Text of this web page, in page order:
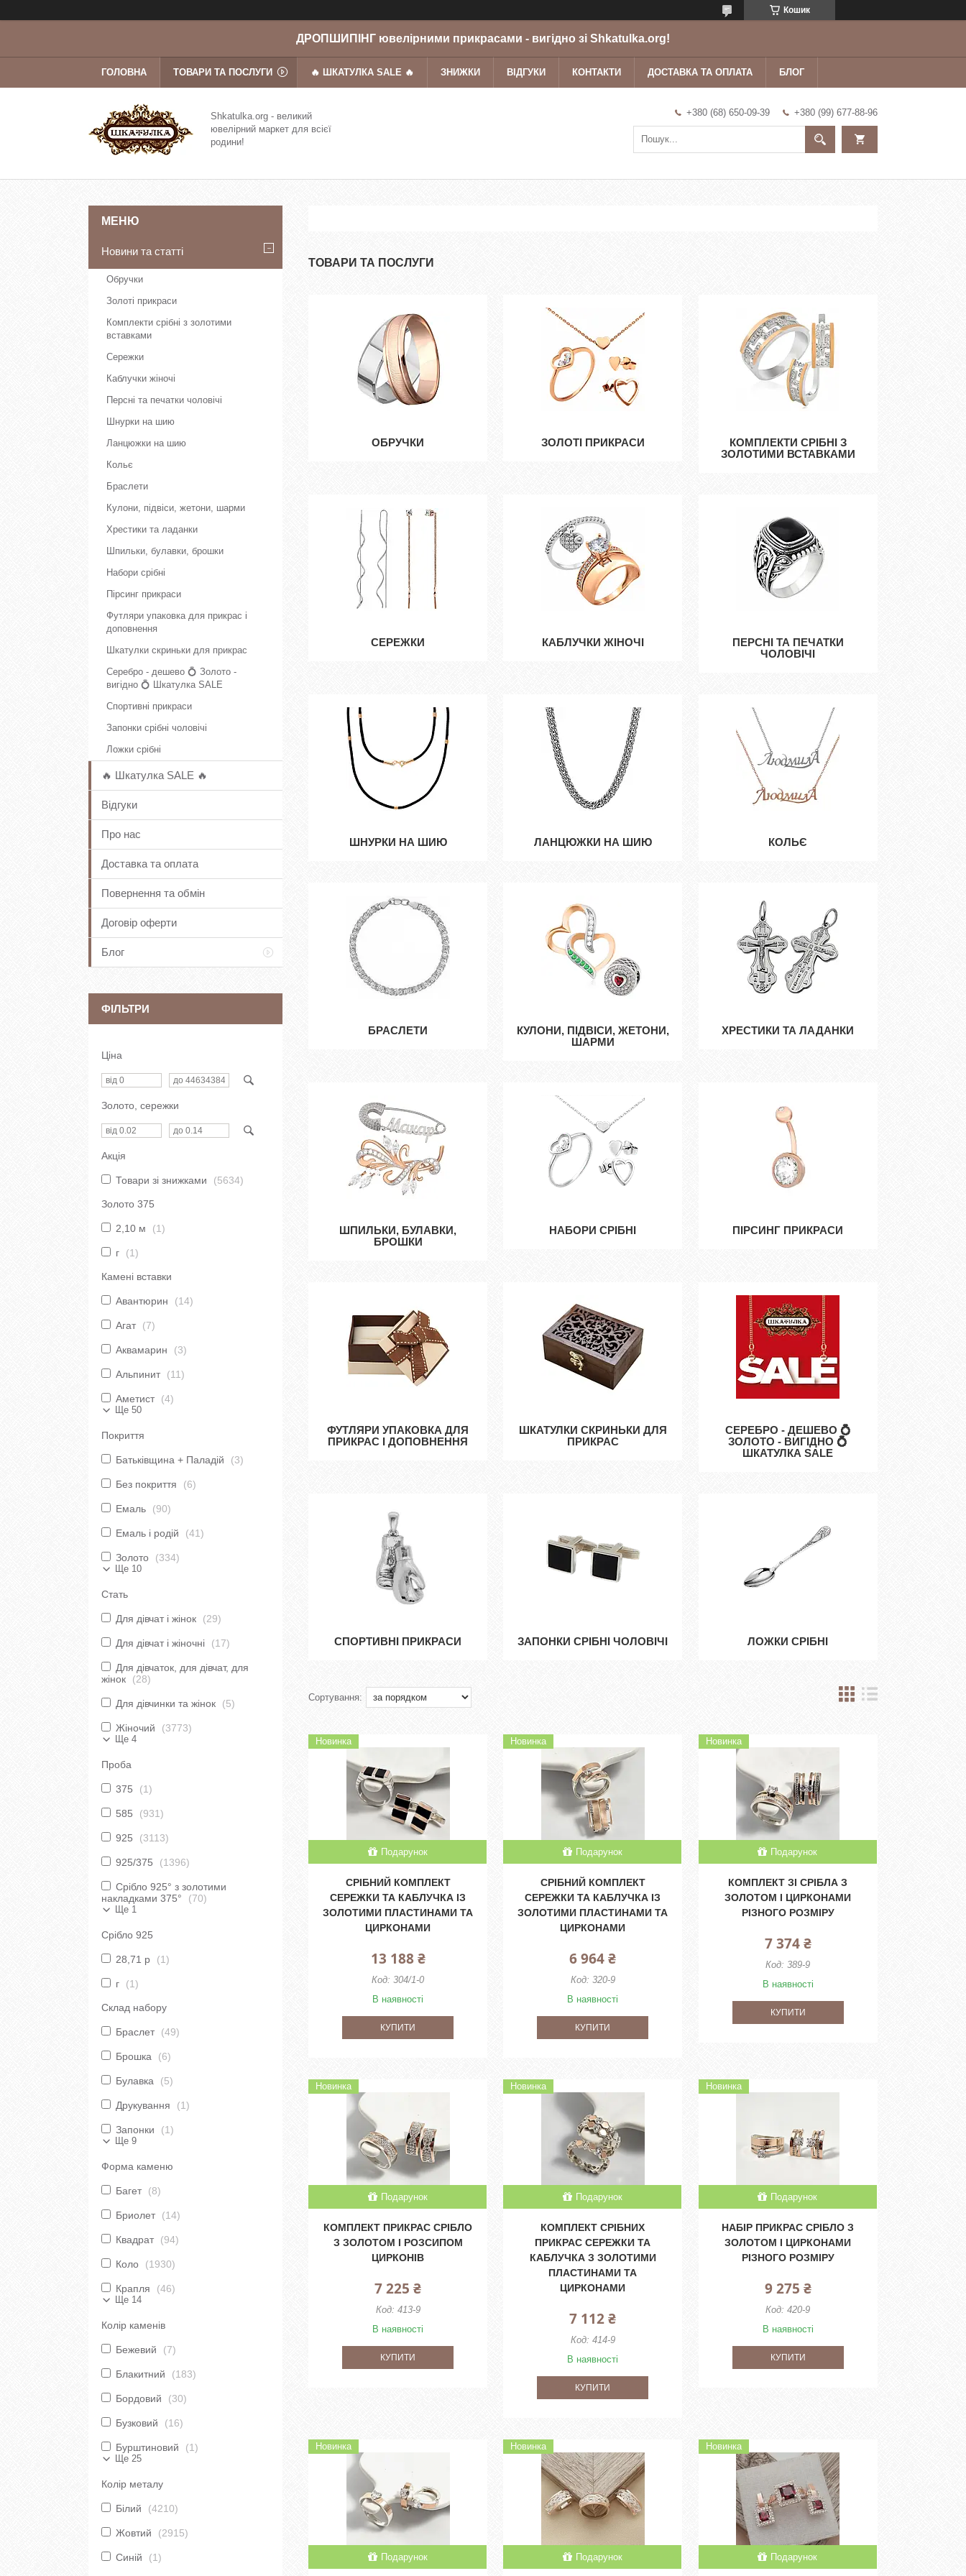
Кошик
ДРОПШИПІНГ ювелірними прикрасами - вигідно зі Shkatulka.org!
ГОЛОВНА ТОВАРИ ТА ПОСЛУГИ 🔥 ШКАТУЛКА SALE 🔥 ЗНИЖКИ ВІДГУКИ КОНТАКТИ ДОСТАВКА ТА ОПЛАТА БЛОГ
Shkatulka.org - великий
ювелірний маркет для всієї
родини!
+380 (68) 650-09-39 +380 (99) 677-88-96
ТОВАРИ ТА ПОСЛУГИ
ОБРУЧКИ ЗОЛОТІ ПРИКРАСИ
КОМПЛЕКТИ СРІБНІ З
ЗОЛОТИМИ ВСТАВКАМИ
СЕРЕЖКИ КАБЛУЧКИ ЖІНОЧІ
ПЕРСНІ ТА ПЕЧАТКИ
ЧОЛОВІЧІ
ШНУРКИ НА ШИЮ ЛАНЦЮЖКИ НА ШИЮ КОЛЬЄ
БРАСЛЕТИ
КУЛОНИ, ПІДВІСИ, ЖЕТОНИ,
ШАРМИ
ХРЕСТИКИ ТА ЛАДАНКИ
ШПИЛЬКИ, БУЛАВКИ,
БРОШКИ
НАБОРИ СРІБНІ ПІРСИНГ ПРИКРАСИ
ФУТЛЯРИ УПАКОВКА ДЛЯ
ПРИКРАС І ДОПОВНЕННЯ
ШКАТУЛКИ СКРИНЬКИ ДЛЯ
ПРИКРАС
СЕРЕБРО - ДЕШЕВО 💍
ЗОЛОТО - ВИГІДНО 💍
ШКАТУЛКА SALE
СПОРТИВНІ ПРИКРАСИ ЗАПОНКИ СРІБНІ ЧОЛОВІЧІ ЛОЖКИ СРІБНІ
Новинка
Подарунок
СРІБНИЙ КОМПЛЕКТ
СЕРЕЖКИ ТА КАБЛУЧКА ІЗ
ЗОЛОТИМИ ПЛАСТИНАМИ ТА
ЦИРКОНАМИ
13 188 ₴
304/1-0
В наявності
КУПИТИ
Новинка
Подарунок
СРІБНИЙ КОМПЛЕКТ
СЕРЕЖКИ ТА КАБЛУЧКА ІЗ
ЗОЛОТИМИ ПЛАСТИНАМИ ТА
ЦИРКОНАМИ
6 964 ₴
320-9
В наявності
КУПИТИ
Новинка
Подарунок
КОМПЛЕКТ ЗІ СРІБЛА З
ЗОЛОТОМ І ЦИРКОНАМИ
РІЗНОГО РОЗМІРУ
7 374 ₴
389-9
В наявності
КУПИТИ
Новинка
Подарунок
КОМПЛЕКТ ПРИКРАС СРІБЛО
З ЗОЛОТОМ І РОЗСИПОМ
ЦИРКОНІВ
7 225 ₴
413-9
В наявності
КУПИТИ
Новинка
Подарунок
КОМПЛЕКТ СРІБНИХ
ПРИКРАС СЕРЕЖКИ ТА
КАБЛУЧКА З ЗОЛОТИМИ
ПЛАСТИНАМИ ТА
ЦИРКОНАМИ
7 112 ₴
414-9
В наявності
КУПИТИ
Новинка
Подарунок
НАБІР ПРИКРАС СРІБЛО З
ЗОЛОТОМ І ЦИРКОНАМИ
РІЗНОГО РОЗМІРУ
9 275 ₴
420-9
В наявності
КУПИТИ
Новинка
Подарунок
Новинка
Подарунок
Новинка
Подарунок
Новини та статті
Обручки
Золоті прикраси
Комплекти срібні з золотими
вставками
Сережки
Каблучки жіночі
Персні та печатки чоловічі
Шнурки на шию
Ланцюжки на шию
Кольє
Браслети
Кулони, підвіси, жетони, шарми
Хрестики та ладанки
Шпильки, булавки, брошки
Набори срібні
Пірсинг прикраси
Футляри упаковка для прикрас і
доповнення
Шкатулки скриньки для прикрас
Серебро - дешево 💍 Золото -
вигідно 💍 Шкатулка SALE
Спортивні прикраси
Запонки срібні чоловічі
Ложки срібні
🔥 Шкатулка SALE 🔥
Відгуки
Про нас
Доставка та оплата
Повернення та обмін
Договір оферти
Блог
ФІЛЬТРИ
Ціна
Золото, сережки
Акція
Товари зі знижками 5634
Золото 375
2,10 м 1
г 1
Камені вставки
Авантюрин 14
Агат 7
Аквамарин 3
Альпинит 11
Аметист 4
Ще 50
Покриття
Батьківщина + Паладій 3
Без покриття 6
Емаль 90
Емаль і родій 41
Золото 334
Ще 10
Стать
Для дівчат і жінок 29
Для дівчат і жіночні 17
Для дівчаток, для дівчат, для
жінок
28
Для дівчинки та жінок 5
Жіночий 3773
Ще 4
Проба
375 1
585 931
925 3113
925/375 1396
Срібло 925° з золотими
накладками 375°
70
Ще 1
Срібло 925
28,71 р 1
г 1
Склад набору
Браслет 49
Брошка 6
Булавка 5
Друкування 1
Запонки 1
Ще 9
Форма каменю
Багет 8
Бриолет 14
Квадрат 94
Коло 1930
Крапля 46
Ще 14
Колір каменів
Бежевий 7
Блакитний 183
Бордовий 30
Бузковий 16
Бурштиновий 1
Ще 25
Колір металу
Білий 4210
Жовтий 2915
Синій 1